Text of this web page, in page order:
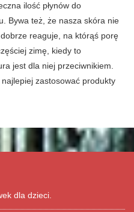
ilość płynów do
Bywa też, że nasza skóra nie
reaguje, na którąś porę
zimę, kiedy to
jest dla niej przeciwnikiem.
najlepiej zastosować produkty
dla dzieci.